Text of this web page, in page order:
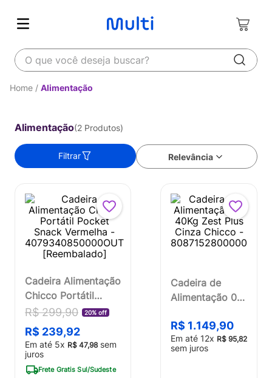
O que você deseja buscar?
Alimentação
Alimentação 2 Produtos
Relevância
Filtrar
Cadeira Alimentação
Chicco Portátil
Pocket Snack
Vermelha -
4079340850000OUT
[Reembalado]
R$ 299,90 20% off
R$ 239,92
Em até 5x R$ 47,98sem
juros
Frete Gratis Sul/Sudeste
Cadeira de
Alimentação 0-
Cinza Chicco -
8087152800000
R$ 1.149,90
Em até 12x R$ 95,82
sem juros